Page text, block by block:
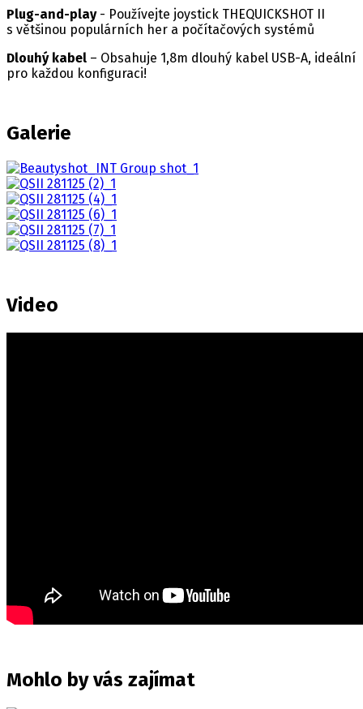
Plug-and-play - Používejte joystick THEQUICKSHOT II
s většinou populárních her a počítačových systémů
Dlouhý kabel – Obsahuje 1,8m dlouhý kabel USB-A, ideální
pro každou konfiguraci!
Galerie
Video
Mohlo by vás zajímat